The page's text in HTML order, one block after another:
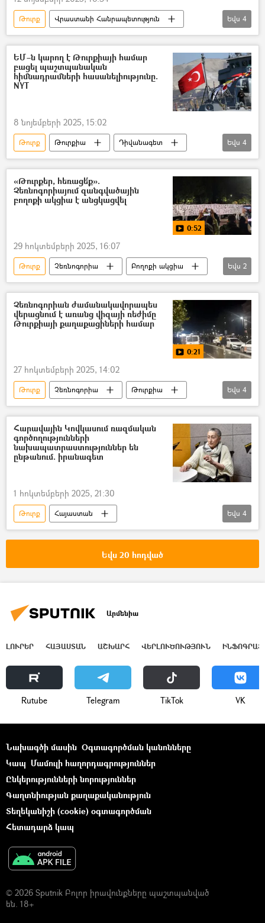
Թուրք
Վրաստանի Հանրապետություն
Թուրքիա
զինվորական
ինքնաթիռ
կործանում
Եվս 4
ԵՄ–ն կարող է Թուրքիայի համար
բացել պաշտպանական
հիմնադրամների հասանելիությունը.
NYT
8 նոյեմբերի 2025, 15:02
Թուրք Թուրքիա
Դիվանագետ
Արևմուտք
Ուկրաինա
Ռուսաստան
Եվրամիություն
Եվս 4
«Թուրքեր, հեռացե՛ք».
Չեռնոգորիայում զանգվածային
բողոքի ակցիա է անցկացվել
0:52
29 հոկտեմբերի 2025, 16:07
Թուրք Չեռնոգորիա
Բողոքի ակցիա
Տեսանյութեր
տեսանյութ
Եվս 2
Չեռնոգորիան ժամանակավորապես
վերացնում է առանց վիզայի ռեժիմը
Թուրքիայի քաղաքացիների համար
0:21
27 հոկտեմբերի 2025, 14:02
Թուրք Չեռնոգորիա
Թուրքիա
Ձերբակալություն
Վիզա
տեսանյութ
Տեսանյութեր
Եվս 4
Հարավային Կովկասում ռազմական
գործողությունների
նախապատրաստություններ են
ընթանում. իրանագետ
1 հոկտեմբերի 2025, 21:30
Թուրք
Հայաստան
Հարավային Կովկաս
Ադրբեջան
Մեծ Բրիտանիա
Եվս 4
Եվս 20 հոդված
Արմենիա
ԼՈՒՐԵՐ ՀԱՅԱՍՏԱՆ ԱՇԽԱՐՀ ՎԵՐԼՈՒԾՈՒԹՅՈՒՆ
Rutube Telegram ТikТоk VK
Նախագծի մասին Օգտագործման կանոնները
Կապ Մամուլի հաղորդագրություններ
Ընկերությունների նորություններ
Գաղտնիության քաղաքականություն
Տեղեկանիշի (cookie) օգտագործման
Հետադարձ կապ
© 2026 Sputnik Բոլոր իրավունքները պաշտպանված
են. 18+